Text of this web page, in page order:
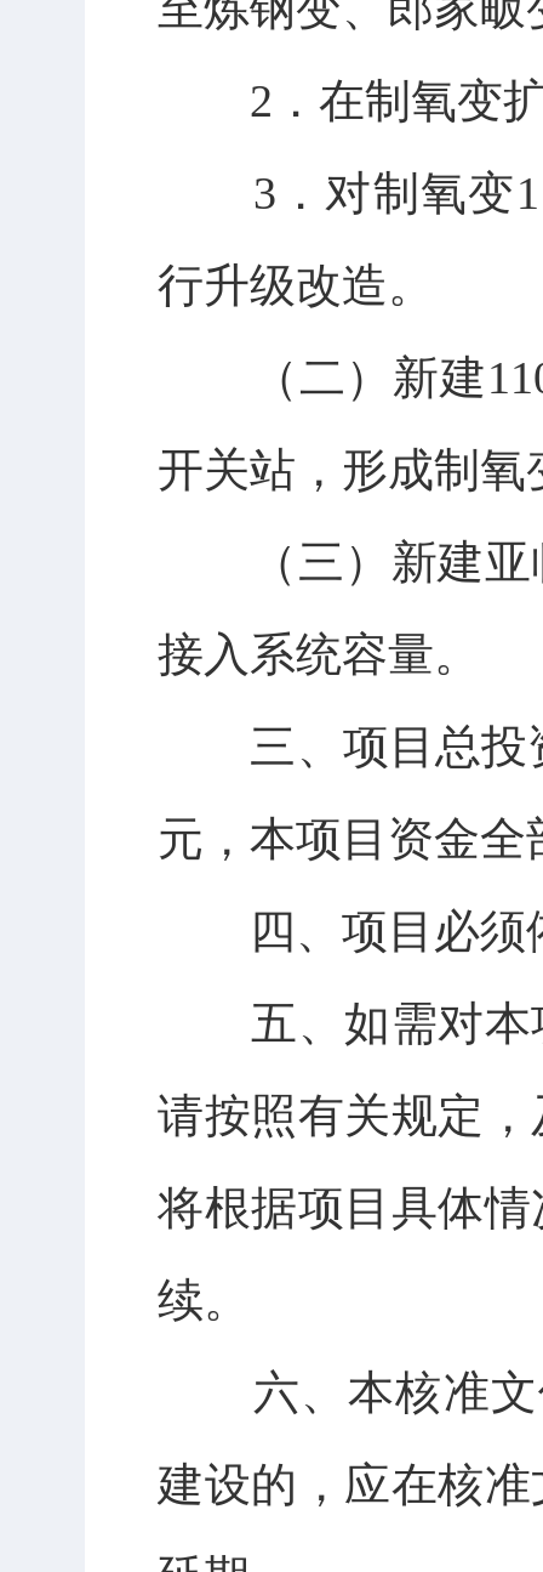
2．在制氧变扩
3．对制氧变1
行升级改造。
（二）新建
开关站，形成制氧
（三）新建亚
接入系统容量。
三、项目总投资
元，本项目资金
四、项目必须
五、如需对本
请按照有关规定
将根据项目具体
续。
六、本核准文
建设的，应在核